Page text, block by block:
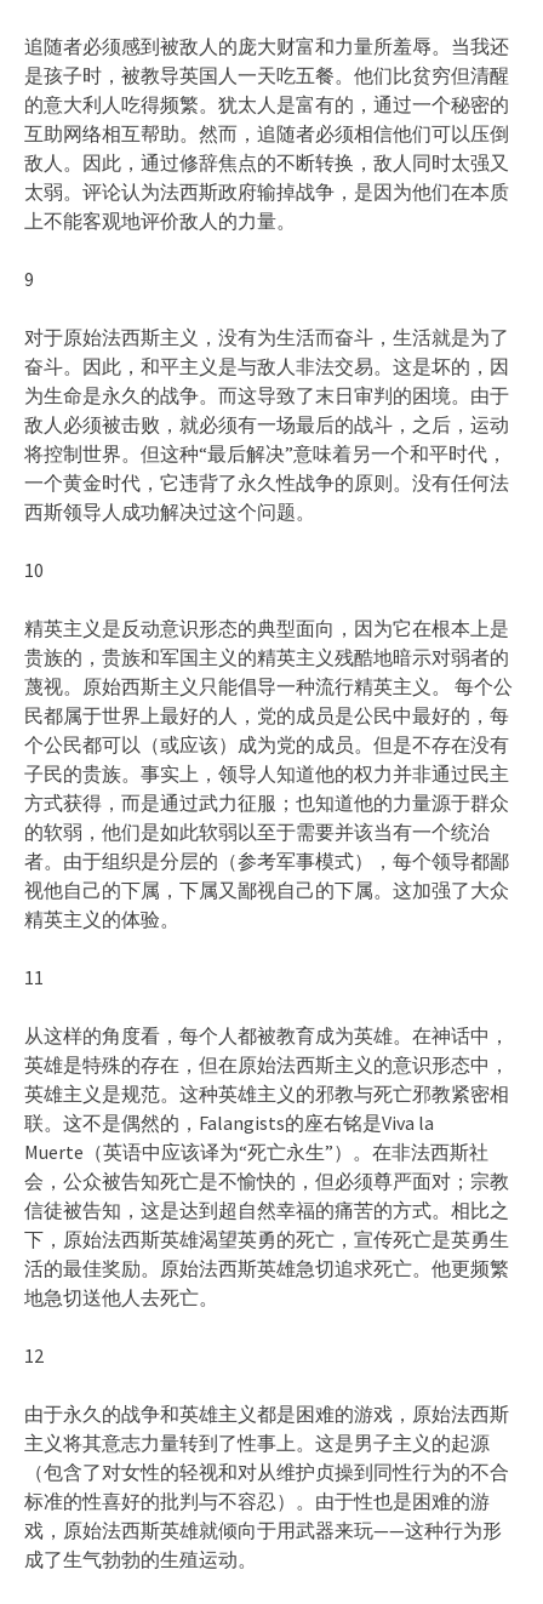
追随者必须感到被敌人的庞大财富和力量所羞辱。当我还
是孩子时，被教导英国人一天吃五餐。他们比贫穷但清醒
的意大利人吃得频繁。犹太人是富有的，通过一个秘密的
互助网络相互帮助。然而，追随者必须相信他们可以压倒
敌人。因此，通过修辞焦点的不断转换，敌人同时太强又
太弱。评论认为法西斯政府输掉战争，是因为他们在本质
上不能客观地评价敌人的力量。
9
对于原始法西斯主义，没有为生活而奋斗，生活就是为了
奋斗。因此，和平主义是与敌人非法交易。这是坏的，因
为生命是永久的战争。而这导致了末日审判的困境。由于
敌人必须被击败，就必须有一场最后的战斗，之后，运动
将控制世界。但这种“最后解决”意味着另一个和平时代，
一个黄金时代，它违背了永久性战争的原则。没有任何法
西斯领导人成功解决过这个问题。
10
精英主义是反动意识形态的典型面向，因为它在根本上是
贵族的，贵族和军国主义的精英主义残酷地暗示对弱者的
蔑视。原始西斯主义只能倡导一种流行精英主义。 每个公
民都属于世界上最好的人，党的成员是公民中最好的，每
个公民都可以（或应该）成为党的成员。但是不存在没有
子民的贵族。事实上，领导人知道他的权力并非通过民主
方式获得，而是通过武力征服；也知道他的力量源于群众
的软弱，他们是如此软弱以至于需要并该当有一个统治
者。由于组织是分层的（参考军事模式），每个领导都鄙
视他自己的下属，下属又鄙视自己的下属。这加强了大众
精英主义的体验。
11
从这样的角度看，每个人都被教育成为英雄。在神话中，
英雄是特殊的存在，但在原始法西斯主义的意识形态中，
英雄主义是规范。这种英雄主义的邪教与死亡邪教紧密相
联。这不是偶然的，Falangists的座右铭是Viva la
Muerte（英语中应该译为“死亡永生”）。在非法西斯社
会，公众被告知死亡是不愉快的，但必须尊严面对；宗教
信徒被告知，这是达到超自然幸福的痛苦的方式。相比之
下，原始法西斯英雄渴望英勇的死亡，宣传死亡是英勇生
活的最佳奖励。原始法西斯英雄急切追求死亡。他更频繁
地急切送他人去死亡。
12
由于永久的战争和英雄主义都是困难的游戏，原始法西斯
主义将其意志力量转到了性事上。这是男子主义的起源
（包含了对女性的轻视和对从维护贞操到同性行为的不合
标准的性喜好的批判与不容忍）。由于性也是困难的游
戏，原始法西斯英雄就倾向于用武器来玩——这种行为形
成了生气勃勃的生殖运动。